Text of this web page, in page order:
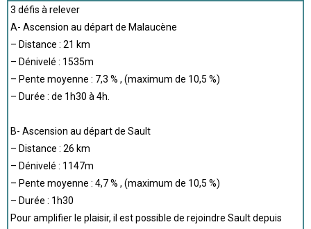
3 défis à relever
A- Ascension au départ de Malaucène
– Distance : 21 km
– Dénivelé : 1535m
– Pente moyenne : 7,3 % , (maximum de 10,5 %)
– Durée : de 1h30 à 4h.
B- Ascension au départ de Sault
– Distance : 26 km
– Dénivelé : 1147m
– Pente moyenne : 4,7 % , (maximum de 10,5 %)
– Durée : 1h30
Pour amplifier le plaisir, il est possible de rejoindre Sault depuis